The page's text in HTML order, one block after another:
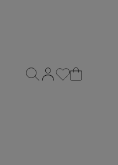
menu
menu
Otevřít stránku
Otevřít vyhledávání